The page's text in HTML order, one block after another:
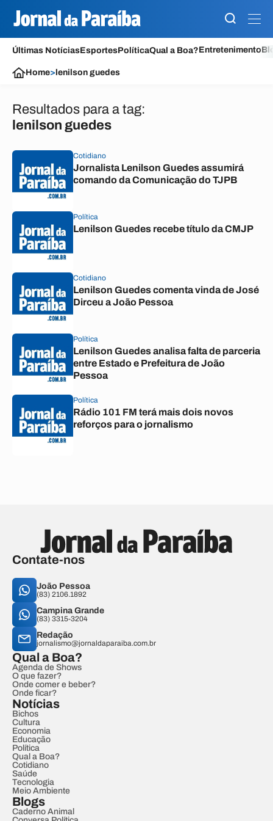
Últimas NotíciasEsportesPolíticaQual a Boa?Entretenimento
Home> lenilson guedes
Resultados para a tag:
lenilson guedes
Cotidiano
Jornalista Lenilson Guedes assumirá
comando da Comunicação do TJPB
Política
Lenilson Guedes recebe título da CMJP
Cotidiano
Lenilson Guedes comenta vinda de José
Dirceu a João Pessoa
Política
Lenilson Guedes analisa falta de parceria
entre Estado e Prefeitura de João
Pessoa
Política
Rádio 101 FM terá mais dois novos
reforços para o jornalismo
Contate-nos
João Pessoa
(83) 2106.1892
Campina Grande
(83) 3315-3204
Redação
jornalismo@jornaldaparaiba.com.br
Qual a Boa?
Agenda de Shows
O que fazer?
Onde comer e beber?
Onde ficar?
Notícias
Bichos
Cultura
Economia
Educação
Política
Qual a Boa?
Cotidiano
Saúde
Tecnologia
Meio Ambiente
Blogs
Caderno Animal